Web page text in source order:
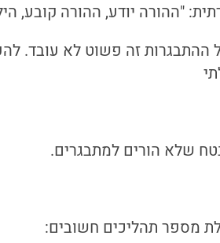
"ההורה יודע, ההורה קובע,
ההתבגרות זה פשוט לא עובד.
שלא הורים למתבגרים.
מספר תהליכים חשובים: